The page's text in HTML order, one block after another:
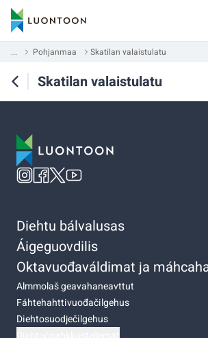
... Pohjanmaa Skatilan valaistulatu
Skatilan valaistulatu
Diehtu bálvalusas
Áigeguovdilis
Oktavuođaváldimat ja
Almmolaš geavahaneavttut
Fáhtehahttivuođačilgehus
Diehtosuodječilgehus